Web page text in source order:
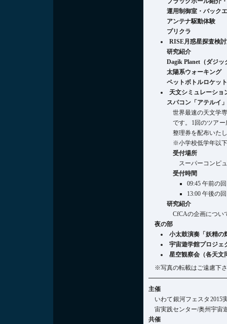
運用制御室・バック
アンテナ駆動体験
プリクラ
RISE月惑星探査検
研究紹介
Dagik Planet（ダジ
太陽系ウォーキング
ペットボトルロケッ
天文シミュレーシ
スパコン「アテルイ
世界最速の天文学
です。1回のツア
整理券を配布いた
※小学校低学年以
受付場所
スーパーコンピ
受付時間
09:45 午前の
13:00 午後の
研究紹介
CfCAの企画につい
夜の部
小太鼓演奏「妖精の
宇宙遊学館プロジェ
星空観察会（各天文
※写真の転載はご遠慮下
主催
いわて銀河フェスタ2015
宙実践センター/奥州宇宙
共催